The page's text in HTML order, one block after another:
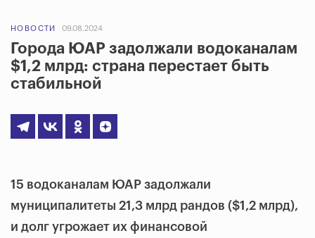
НОВОСТИ 09.08.2024
Города ЮАР задолжали водоканалам
$1,2 млрд: страна перестает быть
стабильной
15 водоканалам ЮАР задолжали
муниципалитеты 21,3 млрд рандов ($1,2 млрд),
и долг угрожает их финансовой